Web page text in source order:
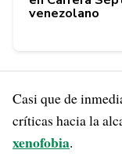
venezolano
Casi que de
críticas hacia la
xenofobia.